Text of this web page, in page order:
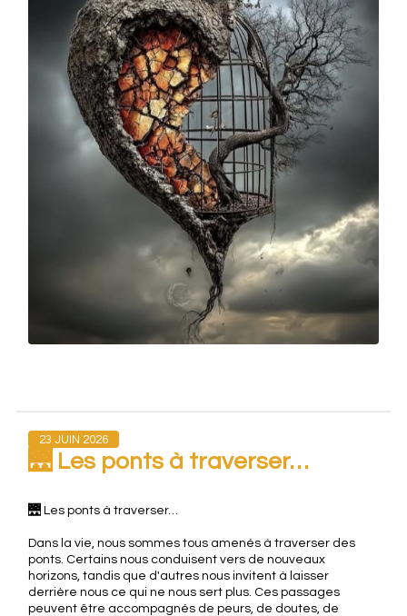
23 JUIN 2026
🌉 Les ponts à traverser…
🌉 Les ponts à traverser…
Dans la vie, nous sommes tous amenés à traverser des
ponts. Certains nous conduisent vers de nouveaux
horizons, tandis que d'autres nous invitent à laisser
derrière nous ce qui ne nous sert plus. Ces passages
peuvent être accompagnés de peurs, de doutes, de